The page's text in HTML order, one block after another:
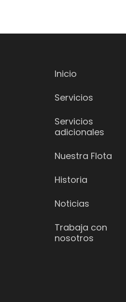
Inicio
Servicios
Servicios
adicionales
Nuestra Flota
Historia
Noticias
Trabaja con
nosotros